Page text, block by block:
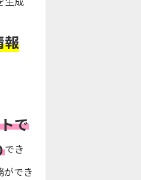
報
で
でき
ができ